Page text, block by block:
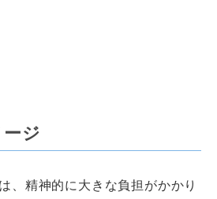
ジ
、精神的に大きな負担がかかり